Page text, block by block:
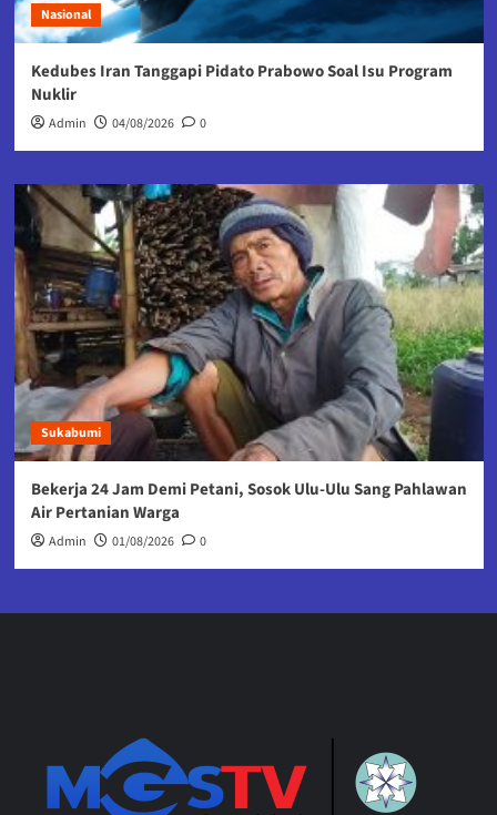
Nasional
Kedubes Iran Tanggapi Pidato Prabowo Soal Isu Program
Nuklir
Admin 04/08/2026 0
Sukabumi
Bekerja 24 Jam Demi Petani, Sosok Ulu-Ulu Sang Pahlawan
Air Pertanian Warga
Admin 01/08/2026 0